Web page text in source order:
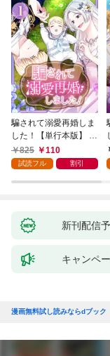
騙されて溺愛再婚しま
した！【単行本版】 1
巻825 110
試読フル 割引
新刊配信
キャンペ
漫画無料試し読みならdブック